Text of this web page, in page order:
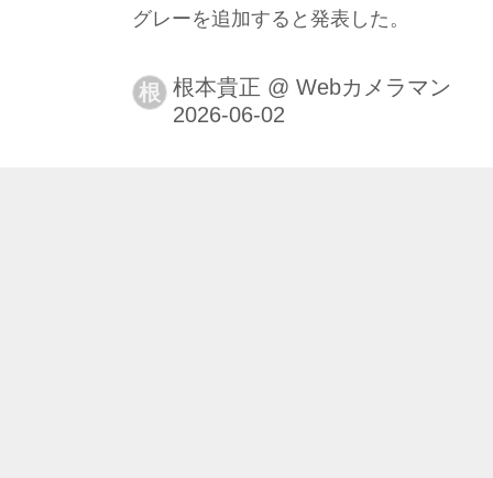
グレーを追加すると発表した。
根 根本貴正 @ Webカメラマン